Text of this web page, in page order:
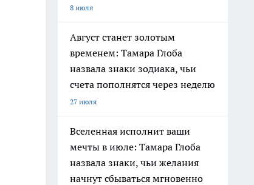
8 июля
Август станет золотым
временем: Тамара Глоба
назвала знаки зодиака, чьи
счета пополнятся через неделю
27 июля
Вселенная исполнит ваши
мечты в июле: Тамара Глоба
назвала знаки, чьи желания
начнут сбываться мгновенно